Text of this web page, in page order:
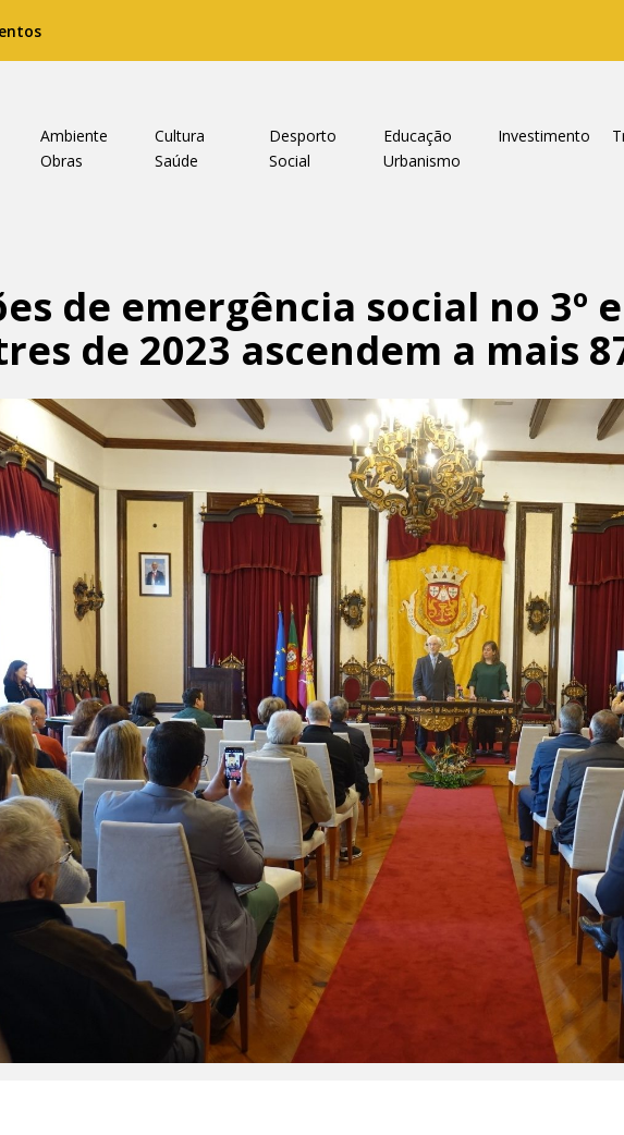
Ambiente Cultura Desporto Educação Investimento
Obras
Saúde Social Urbanismo
de emergência social no 3º
de 2023 ascendem a mais